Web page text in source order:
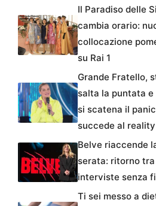
Il Paradiso delle
cambia orario:
collocazione
su Rai 1
Grande Fratello,
salta la puntata
si scatena il
succede al reality
Belve riaccende
serata: ritorno tra
interviste senza
Ti sei messo a